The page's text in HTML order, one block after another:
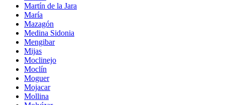
Martín de la Jara
María
Mazagón
Medina Sidonia
Mengibar
Mijas
Moclinejo
Moclín
Moguer
Mojacar
Mollina